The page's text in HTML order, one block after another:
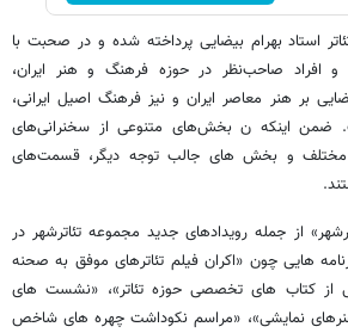
استاد بهرام بیضایی پرداخته شده و در صحبت با
و افراد صاحب‌نظر در حوزه‌ فرهنگ و هنر ایران،
بر هنر معاصر ایران و نیز فرهنگ اصیل ایرانی،
ضمن اینکه ن بخش‌های متنوعی از سخنرانی‌های
مختلف و بخش های جالب توجه دیگر، قسمت‌های
از جمله رویدادهای جدید مجموعه تئاترشهر در
هایی چون «اکران فیلم تئاترهای موفق به صحنه
از کتاب های تخصصی حوزه تئاتر»، «نشست های
نمایشی»، «مراسم نکوداشت چهره های شاخص